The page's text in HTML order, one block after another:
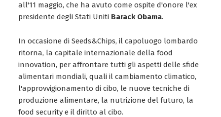
all'11 maggio, che ha avuto come ospite d'onore l'ex
presidente degli Stati Uniti Barack Obama.
In occasione di Seeds&Chips, il capoluogo lombardo
ritorna, la capitale internazionale della food
innovation, per affrontare tutti gli aspetti delle sfide
alimentari mondiali, quali il cambiamento climatico,
l'approvvigionamento di cibo, le nuove tecniche di
produzione alimentare, la nutrizione del futuro, la
food security e il diritto al cibo.